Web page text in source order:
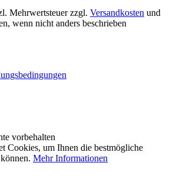
Mehrwertsteuer zzgl. Versandkosten und
wenn nicht anders beschrieben
vorbehalten
Cookies, um Ihnen die bestmögliche
Mehr Informationen